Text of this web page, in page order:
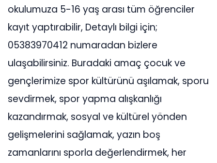
okulumuza 5-16 yaş arası tüm öğrenciler
kayıt yaptırabilir, Detaylı bilgi için;
05383970412 numaradan bizlere
ulaşabilirsiniz. Buradaki amaç çocuk ve
gençlerimize spor kültürünü aşılamak, sporu
sevdirmek, spor yapma alışkanlığı
kazandırmak, sosyal ve kültürel yönden
gelişmelerini sağlamak, yazın boş
zamanlarını sporla değerlendirmek, her